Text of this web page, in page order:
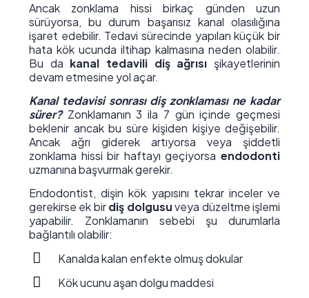
Ancak zonklama hissi birkaç günden uzun
sürüyorsa, bu durum başarısız kanal olasılığına
işaret edebilir. Tedavi sürecinde yapılan küçük bir
hata kök ucunda iltihap kalmasına neden olabilir.
Bu da kanal tedavili diş ağrısı şikayetlerinin
devam etmesine yol açar.
Kanal tedavisi sonrası diş zonklaması ne kadar
sürer? Zonklamanın 3 ila 7 gün içinde geçmesi
beklenir ancak bu süre kişiden kişiye değişebilir.
Ancak ağrı giderek artıyorsa veya şiddetli
zonklama hissi bir haftayı geçiyorsa endodonti
uzmanına başvurmak gerekir.
Endodontist, dişin kök yapısını tekrar inceler ve
gerekirse ek birdiş dolgusuveya düzeltme işlemi
yapabilir. Zonklamanın sebebi şu durumlarla
bağlantılı olabilir:
Kanalda kalan enfekte olmuş dokular
Kök ucunu aşan dolgu maddesi